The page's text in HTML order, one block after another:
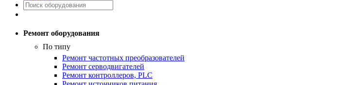
Ремонт оборудования
По типу
Ремонт частотных преобразователей
Ремонт серводвигателей
Ремонт контроллеров, PLC